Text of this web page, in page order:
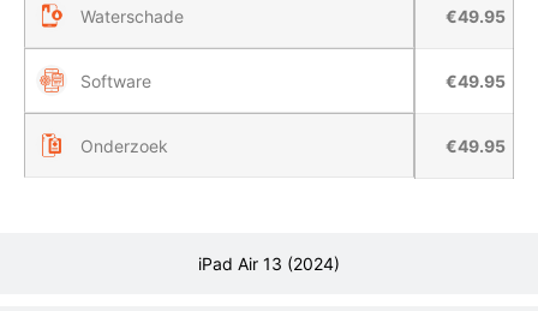
iPad Air 13 (2024)
Waterschade €49.95
Software €49.95
Onderzoek €49.95